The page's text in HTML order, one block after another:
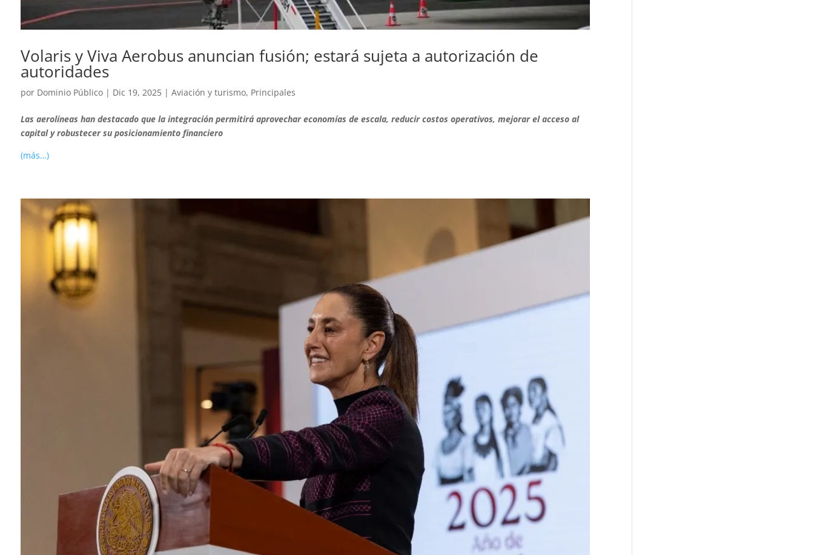
Volaris y Viva Aerobus anuncian fusión; estará sujeta a autorización de
autoridades
por Dominio Público| Dic 19, 2025| Aviación y turismo, Principales
Las aerolíneas han destacado que la integración permitirá aprovechar economías de escala, reducir costos operativos, mejorar el acceso al
capital y robustecer su posicionamiento financiero
(más…)